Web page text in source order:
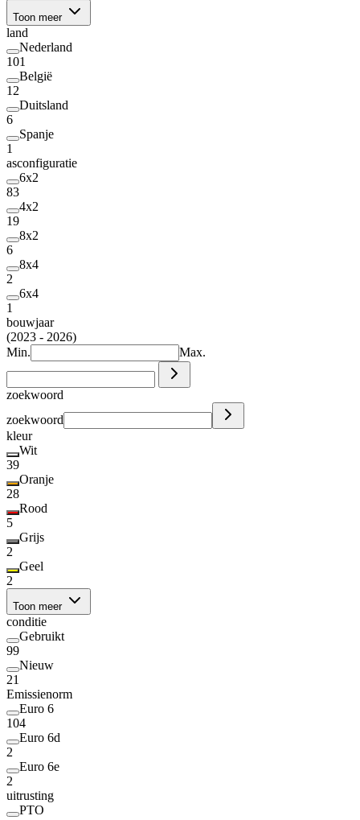
Toon meer
land
Nederland
101
België
12
Duitsland
6
Spanje
1
asconfiguratie
6x2
83
4x2
19
8x2
6
8x4
2
6x4
1
bouwjaar
(2023 - 2026)
Min.
Max.
zoekwoord
zoekwoord
kleur
Wit
39
Oranje
28
Rood
5
Grijs
2
Geel
2
Toon meer
conditie
Gebruikt
99
Nieuw
21
Emissienorm
Euro 6
104
Euro 6d
2
Euro 6e
2
uitrusting
PTO